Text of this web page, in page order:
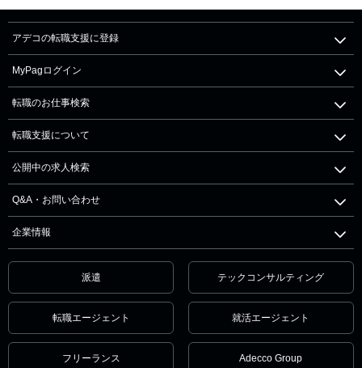
アデコの転職支援に登録
MyPagログイン
転職のお仕事検索
転職支援について
公開中の求人検索
Q&A・お問い合わせ
企業情報
派遣 テックコンサルティング
転職エージェント 就活エージェント
フリーランス Adecco Group